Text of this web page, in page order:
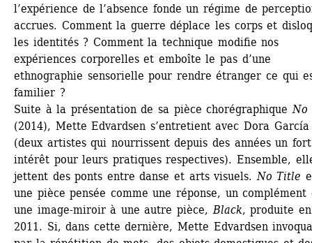
l’expérience de l’absence fonde un régime de
accrues. Comment la guerre déplace les corps et
les identités ? Comment la technique modifie nos
expériences corporelles et emboîte le pas d’une
ethnographie sensorielle pour rendre étranger ce qui
familier ?
Suite à la présentation de sa pièce chorégraphique No
(2014), Mette Edvardsen s’entretient avec Dora García
(deux artistes qui nourrissent depuis des années un fort
intérêt pour leurs pratiques respectives). Ensemble,
jettent des ponts entre danse et arts visuels. No Title
une pièce pensée comme une réponse, un complément
une image-miroir à une autre pièce, Black, produite en
2011. Si, dans cette dernière, Mette Edvardsen